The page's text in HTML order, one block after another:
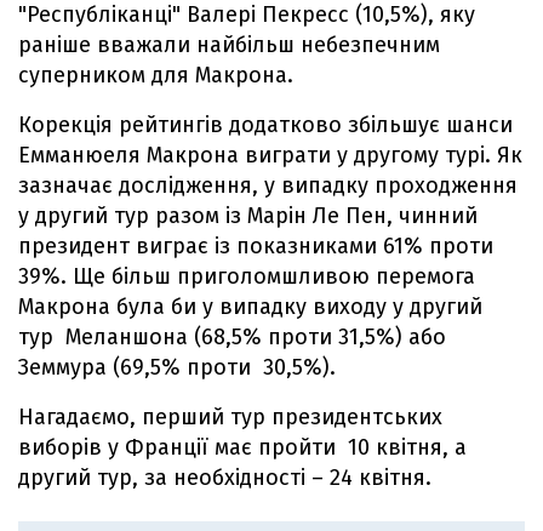
"Республіканці" Валері Пекресс (10,5%), яку
раніше вважали найбільш небезпечним
суперником для Макрона.
Корекція рейтингів додатково збільшує шанси
Емманюеля Макрона виграти у другому турі. Як
зазначає дослідження, у випадку проходження
у другий тур разом із Марін Ле Пен, чинний
президент виграє із показниками 61% проти
39%. Ще більш приголомшливою перемога
Макрона була би у випадку виходу у другий
тур Меланшона (68,5% проти 31,5%) або
Земмура (69,5% проти 30,5%).
Нагадаємо, перший тур президентських
виборів у Франції має пройти 10 квітня, а
другий тур, за необхідності – 24 квітня.